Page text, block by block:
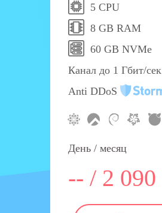
5 CPU
8 GB RAM
60 GB NVMe
Канал до 1 Гбит/сек
Anti DDoS
День / месяц
-- / 2 090